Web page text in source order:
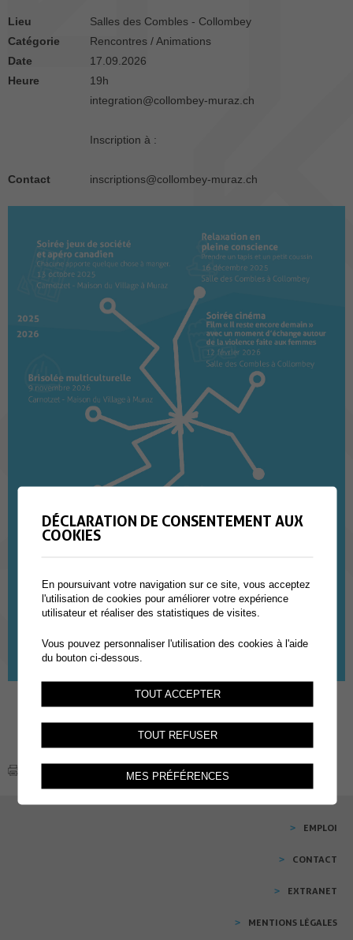
Lieu
Salles des Combles - Collombey
Catégorie
Rencontres / Animations
Date
17.09.2026
Heure
19h
Contact
integration@collombey-muraz.ch
Inscription à :
inscriptions@collombey-muraz.ch
EMPLOI
CONTACT
EXTRANET
MENTIONS LÉGALES
DÉCLARATION DE CONSENTEMENT AUX
COOKIES
En poursuivant votre navigation sur ce site, vous acceptez
l'utilisation de cookies pour améliorer votre expérience
utilisateur et réaliser des statistiques de visites.
Vous pouvez personnaliser l'utilisation des cookies à l'aide
du bouton ci-dessous.
TOUT ACCEPTER
TOUT REFUSER
MES PRÉFÉRENCES